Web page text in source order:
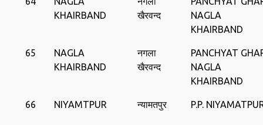
KHAIRBAND
खैरवन्‍द
NAGLA
KHAIRBAND
65
NAGLA
KHAIRBAND
नगला
खैरवन्‍द
PANCHYAT
NAGLA
KHAIRBAND
66 NIYAMTPUR न्‍यामतपुर P.P.